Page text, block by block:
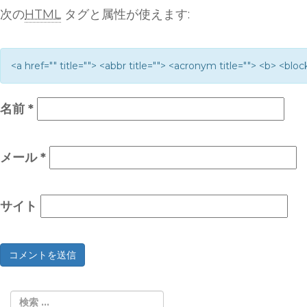
次のHTML タグと属性が使えます:
<a href="" title=""> <abbr title=""> <acronym title=""> <b>
名前 *
メール*
サイト